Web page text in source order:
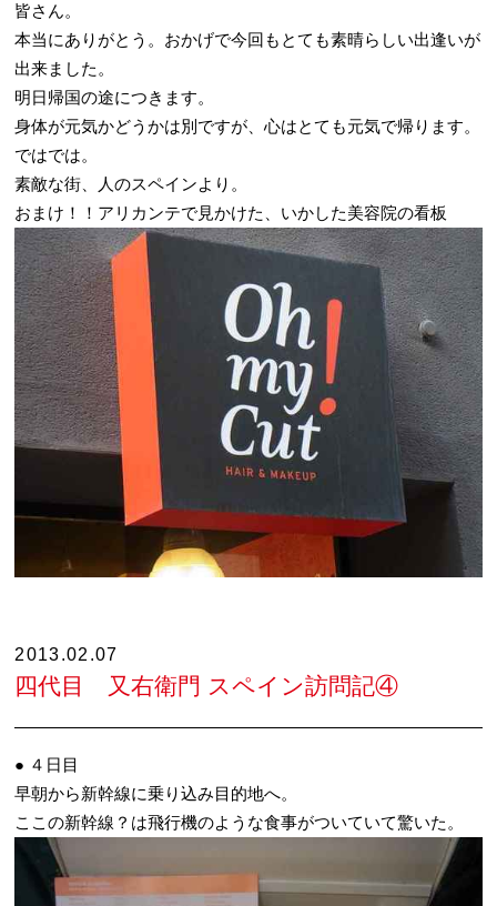
皆さん。
本当にありがとう。おかげで今回もとても素晴らしい出逢いが
出来ました。
明日帰国の途につきます。
身体が元気かどうかは別ですが、心はとても元気で帰ります。
ではでは。
素敵な街、人のスペインより。
おまけ！！アリカンテで見かけた、いかした美容院の看板
2013.02.07
四代目 又右衛門 スペイン訪問記④
● ４日目
早朝から新幹線に乗り込み目的地へ。
ここの新幹線？は飛行機のような食事がついていて驚いた。